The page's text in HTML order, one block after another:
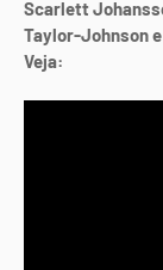
Scarlett
Taylor-Johnson
Veja: